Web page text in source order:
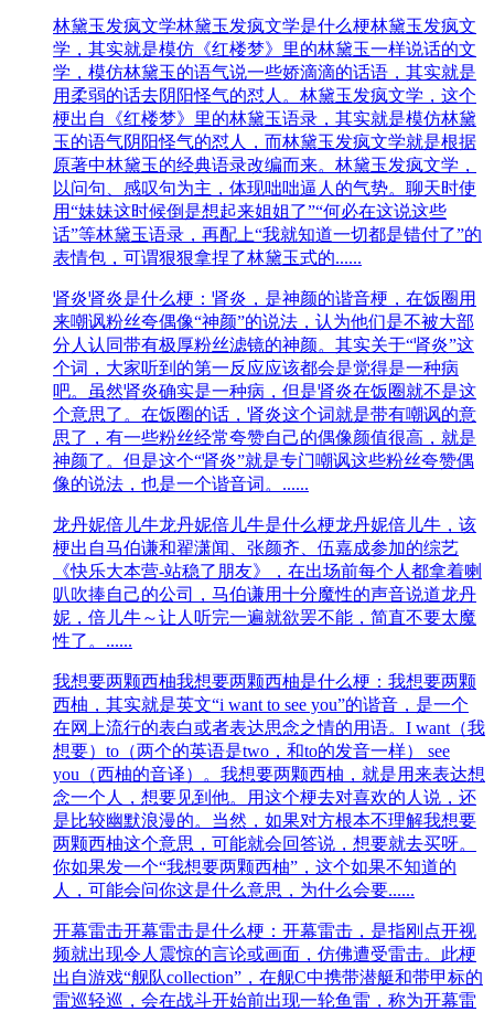
林黛玉发疯文学​林黛玉发疯文学是什么梗林黛玉发疯文
学，其实就是模仿《红楼梦》里的林黛玉一样说话的文
学，模仿林黛玉的语气说一些娇滴滴的话语，其实就是
用柔弱的话去阴阳怪气的怼人。林黛玉发疯文学，这个
梗出自《红楼梦》里的林黛玉语录，其实就是模仿林黛
玉的语气阴阳怪气的怼人，而林黛玉发疯文学就是根据
原著中林黛玉的经典语录改编而来。林黛玉发疯文学，
以问句、感叹句为主，体现咄咄逼人的气势。聊天时使
用“妹妹这时候倒是想起来姐姐了”“何必在这说这些
话”等林黛玉语录，再配上“我就知道一切都是错付了”的
表情包，可谓狠狠拿捏了林黛玉式的......
肾炎肾炎是什么梗：肾炎，是神颜的谐音梗，在饭圈用
来嘲讽粉丝夸偶像“神颜”的说法，认为他们是不被大部
分人认同带有极厚粉丝滤镜的神颜。其实关于“肾炎”这
个词，大家听到的第一反应应该都会是觉得是一种病
吧。虽然肾炎确实是一种病，但是肾炎在饭圈就不是这
个意思了。在饭圈的话，肾炎这个词就是带有嘲讽的意
思了，有一些粉丝经常夸赞自己的偶像颜值很高，就是
神颜了。但是这个“肾炎”就是专门嘲讽这些粉丝夸赞偶
像的说法，也是一个谐音词。......
龙丹妮倍儿牛龙丹妮倍儿牛是什么梗龙丹妮倍儿牛，该
梗出自马伯谦和翟潇闻、张颜齐、伍嘉成参加的综艺
《快乐大本营-站稳了朋友》，在出场前每个人都拿着喇
叭吹捧自己的公司，马伯谦用十分魔性的声音说道龙丹
妮，倍儿牛～让人听完一遍就欲罢不能，简直不要太魔
性了。......
我想要两颗西柚我想要两颗西柚是什么梗：我想要两颗
西柚，其实就是英文“i want to see you”的谐音，是一个
在网上流行的表白或者表达思念之情的用语。I want（我
想要）to（两个的英语是two，和to的发音一样） see
you（西柚的音译）。我想要两颗西柚，就是用来表达想
念一个人，想要见到他。用这个梗去对喜欢的人说，还
是比较幽默浪漫的。当然，如果对方根本不理解我想要
两颗西柚这个意思，可能就会回答说，想要就去买呀。
你如果发一个“我想要两颗西柚”，这个如果不知道的
人，可能会问你这是什么意思，为什么会要......
开幕雷击开幕雷击是什么梗：开幕雷击，是指刚点开视
频就出现令人震惊的言论或画面，仿佛遭受雷击。此梗
出自游戏“舰队collection”，在舰C中携带潜艇和带甲标的
雷巡轻巡，会在战斗开始前出现一轮鱼雷，称为开幕雷